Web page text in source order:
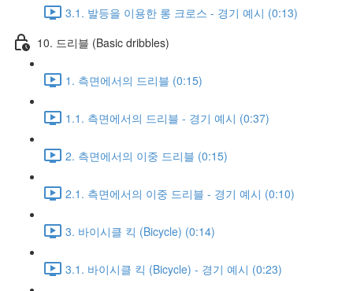
3.1. 발등을 이용한 롱 크로스 - 경기 예시 (0:13)
10. 드리블 (Basic dribbles)
1. 측면에서의 드리블 (0:15)
1.1. 측면에서의 드리블 - 경기 예시 (0:37)
2. 측면에서의 이중 드리블 (0:15)
2.1. 측면에서의 이중 드리블 - 경기 예시 (0:10)
3. 바이시클 킥 (Bicycle) (0:14)
3.1. 바이시클 킥 (Bicycle) - 경기 예시 (0:23)